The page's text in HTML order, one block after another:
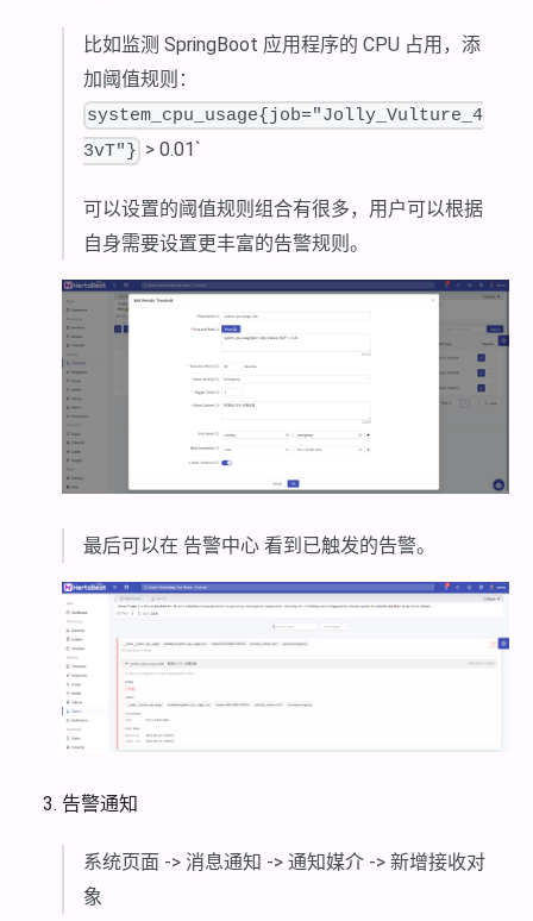
比如监测 SpringBoot 应用程序的 CPU 占用，添
加阈值规则：
system_cpu_usage{job="Jolly_Vulture_4
3vT"} > 0.01`
可以设置的阈值规则组合有很多，用户可以根据
自身需要设置更丰富的告警规则。
最后可以在 告警中心 看到已触发的告警。
告警通知
系统页面 -> 消息通知 -> 通知媒介 -> 新增接收对
象